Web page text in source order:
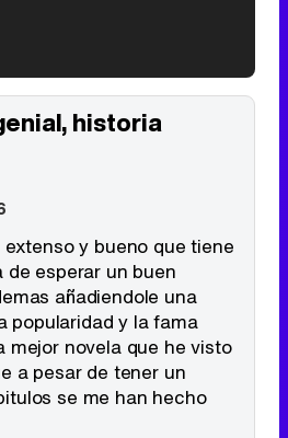
'120 Minutos' celebra sus 2.000 programas en Telemadrid con un vídeo del día a día en la redacción
Tráiler en catalán de 'Ravalear', la nueva serie de HBO Max sobre los fondos buitre
historia
y bueno que tiene
esperar un buen
añadiendole una
popularidad y la fama
mejor novela que he visto
a pesar de tener un
se me han hecho